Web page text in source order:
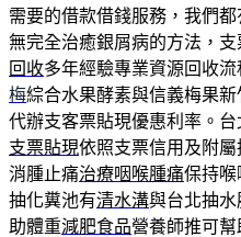
需要的借款借錢服務，我們
無完全治癒銀屑病的方法，
回收多年經驗專業資源回收
梅綜合水果酵素與信義梅果
代辦支客票貼現優惠利率。
支票貼現依照支票信用及附
消腫止痛治療咽喉腫痛保持喉
抽化糞池有清水溝與台北抽
助體重減肥食品營養師推可